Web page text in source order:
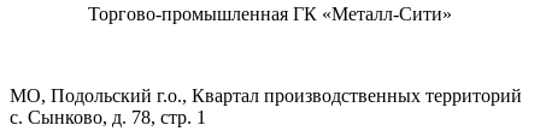
Торгово-промышленная ГК «Металл-Сити»
МО, Подольский г.о., Квартал производственных территорий
с. Сынково, д. 78, стр. 1